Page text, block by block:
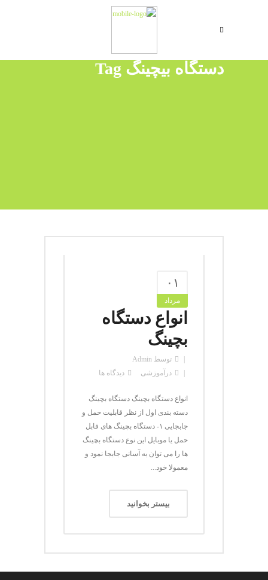
دستگاه بیچینگ Tag
۰۱
مرداد
انواع دستگاه
بچینگ
توسط Admin
در آموزشی دیدگاه ها
انواع دستگاه بچینگ دستگاه بچینگ
دسته بندی اول از نظر قابلیت حمل و
جابجایی ۱- دستگاه بچینگ های قابل
حمل یا موبایل این نوع دستگاه بچینگ
ها را می توان به آسانی جابجا نمود و
معمولا خود...
بیستر بخوانید